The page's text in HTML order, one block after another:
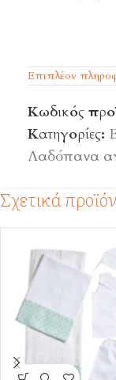
Επιπλέον
Κωδικός
Κατηγορίες:
Λαδόπανα
Σχετικά